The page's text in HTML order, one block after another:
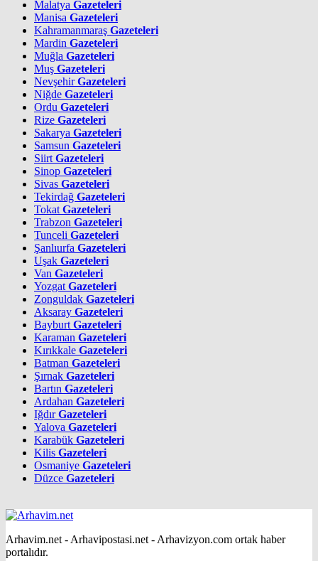
Malatya Gazeteleri
Manisa Gazeteleri
Kahramanmaraş Gazeteleri
Mardin Gazeteleri
Muğla Gazeteleri
Muş Gazeteleri
NevşehirGazeteleri
Niğde Gazeteleri
Ordu Gazeteleri
Rize Gazeteleri
Sakarya Gazeteleri
Samsun Gazeteleri
Siirt Gazeteleri
Sinop Gazeteleri
Sivas Gazeteleri
Tekirdağ Gazeteleri
Tokat Gazeteleri
Trabzon Gazeteleri
Tunceli Gazeteleri
Şanlıurfa Gazeteleri
Uşak Gazeteleri
Van Gazeteleri
Yozgat Gazeteleri
Zonguldak Gazeteleri
Aksaray Gazeteleri
Bayburt Gazeteleri
Karaman Gazeteleri
Kırıkkale Gazeteleri
Batman Gazeteleri
Şırnak Gazeteleri
Bartın Gazeteleri
Ardahan Gazeteleri
IğdırGazeteleri
Yalova Gazeteleri
Karabük Gazeteleri
Kilis Gazeteleri
Osmaniye Gazeteleri
Düzce Gazeteleri
Arhavim.net - Arhavipostasi.net - Arhavizyon.com ortak haber
portalıdır.